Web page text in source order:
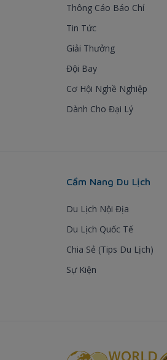
Thông Cáo Báo Chí
Tin Tức
Giải Thưởng
Đội Bay
Cơ Hội Nghề Nghiệp
Dành Cho Đại Lý
Cẩm Nang Du Lịch
Du Lịch Nội Địa
Du Lịch Quốc Tế
Chia Sẻ (Tips Du Lịch)
Sự Kiện